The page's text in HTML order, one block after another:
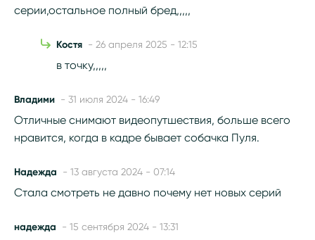
серии,остальное полный бред,,,,,
Костя - 26 апреля 2025 - 12:15
в точку,,,,,
Владими - 31 июля 2024 - 16:49
Отличные снимают видеопутшествия, больше всего
нравится, когда в кадре бывает собачка Пуля.
Надежда - 13 августа 2024 - 07:14
Стала смотреть не давно почему нет новых серий
надежда - 15 сентября 2024 - 13:31